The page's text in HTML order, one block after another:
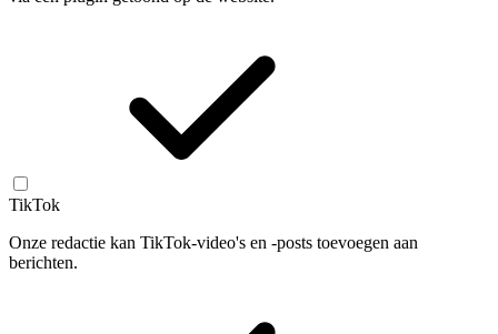
TikTok
Onze redactie kan TikTok-video's en -posts toevoegen aan
berichten.